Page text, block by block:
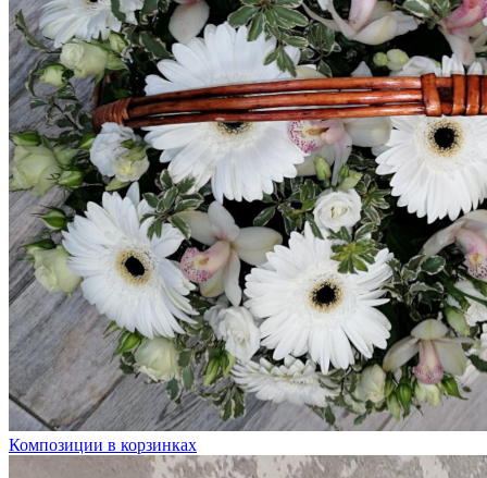
Композиции в корзинках